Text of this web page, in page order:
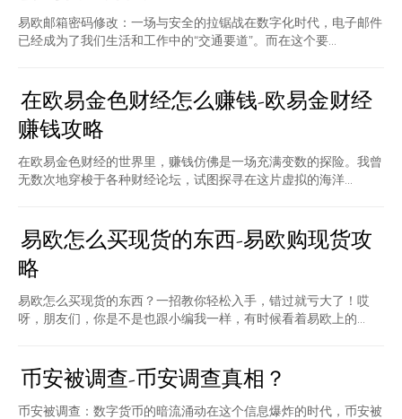
易欧邮箱密码修改：一场与安全的拉锯战在数字化时代，电子邮件
已经成为了我们生活和工作中的“交通要道”。而在这个要...
在欧易金色财经怎么赚钱-欧易金财经
赚钱攻略
在欧易金色财经的世界里，赚钱仿佛是一场充满变数的探险。我曾
无数次地穿梭于各种财经论坛，试图探寻在这片虚拟的海洋...
易欧怎么买现货的东西-易欧购现货攻
略
易欧怎么买现货的东西？一招教你轻松入手，错过就亏大了！哎
呀，朋友们，你是不是也跟小编我一样，有时候看着易欧上的...
币安被调查-币安调查真相？
币安被调查：数字货币的暗流涌动在这个信息爆炸的时代，币安被